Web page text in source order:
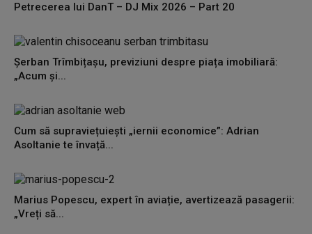
Petrecerea lui DanT – DJ Mix 2026 – Part 20
Șerban Trîmbițașu, previziuni despre piața imobiliară:
„Acum și...
Cum să supraviețuiești „iernii economice”: Adrian
Asoltanie te învață...
Marius Popescu, expert în aviație, avertizează pasagerii:
„Vreți să...